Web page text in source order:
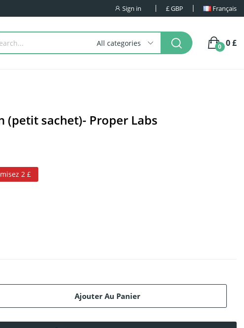
Sign in £GBP Français
All categories 0 £
0
(petit sachet)- Proper Labs
2 £
Ajouter Au Panier